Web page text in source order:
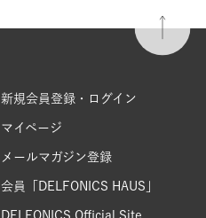
新規会員登録・ログイン
マイページ
メールマガジン登録
会員「DELFONICS HAUS」
DELFONICS Official Site